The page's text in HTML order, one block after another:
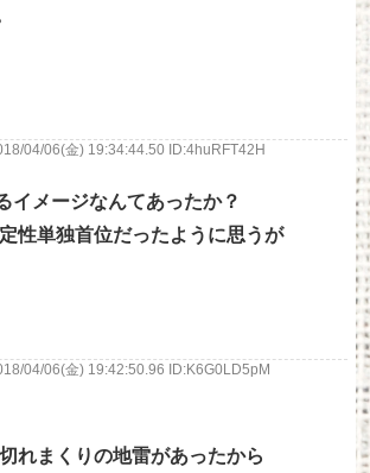
04/06(金) 19:34:44.50 ID:4huRFT42H
イメージなんてあったか？
性単独首位だったように思うが
04/06(金) 19:42:50.96 ID:K6G0LD5pM
れまくりの地雷があったから